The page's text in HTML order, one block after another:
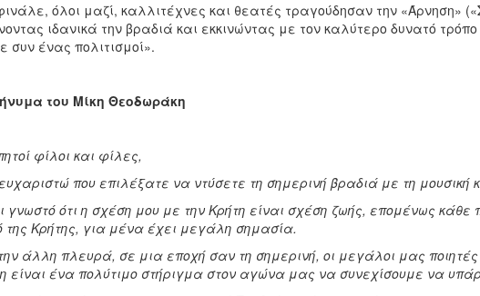
όλοι μαζί, καλλιτέχνες και θεατές τραγούδησαν την «Άρνηση»
ιδανικά την βραδιά και εκκινώντας με τον καλύτερο δυνατό
συν ένας πολιτισμοί».
του Μίκη Θεοδωράκη
φίλοι και φίλες,
που επιλέξατε να ντύσετε τη σημερινή βραδιά με τη μουσική
γνωστό ότι η σχέση μου με την Κρήτη είναι σχέση ζωής, επομένως κάθε
της Κρήτης, για μένα έχει μεγάλη σημασία.
άλλη πλευρά, σε μια εποχή σαν τη σημερινή, οι μεγάλοι μας ποιητές
είναι ένα πολύτιμο στήριγμα στον αγώνα μας να συνεχίσουμε να